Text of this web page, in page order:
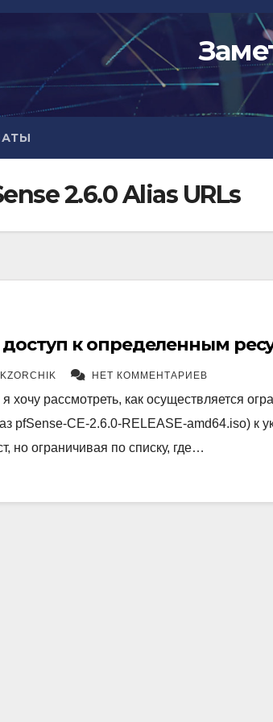
2.6.0 Alias URLs
к определенным
НЕТ КОММЕНТАРИЕВ
хочу рассмотреть, как осуществляется
pfSense-CE-2.6.0-RELEASE-amd64.iso) к
но ограничивая по списку, где…